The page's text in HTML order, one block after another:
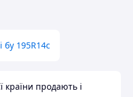
бу 195R14c
країни продають і